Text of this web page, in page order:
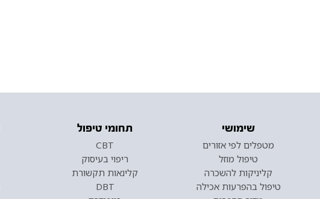
שימושי
מטפלים לפי אזורים
טיפול מוזל
קליניקות להשכרה
טיפול בהפרעות אכילה
תחומי טיפול
CBT
ריפוי בעיסוק
קלינאות תקשורת
DBT